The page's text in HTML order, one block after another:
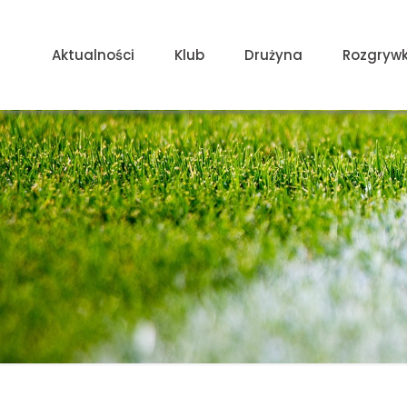
Aktualności Klub Drużyna